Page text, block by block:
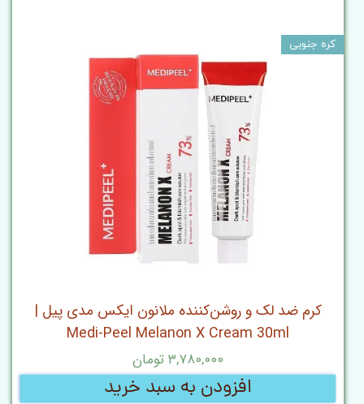
کرم ضد لک و روشن‌کننده ملانون ایکس مدی پیل |
Medi-Peel Melanon X Cream 30ml
۳,۷۸۰,۰۰۰ تومان
افزودن به سبد خرید
کره جنوبی